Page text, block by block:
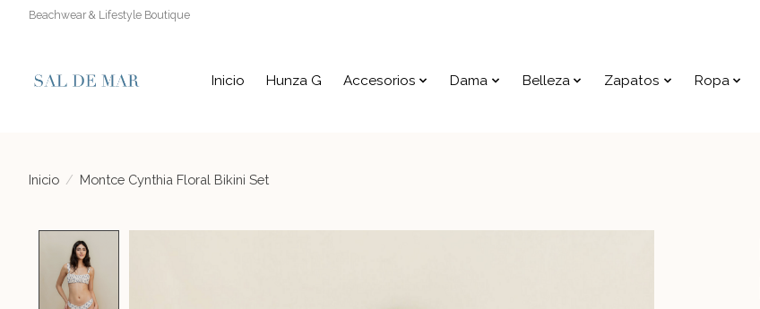
Beachwear & Lifestyle Boutique
Inicio Hunza G Accesorios Dama Belleza Zapatos Ropa
Inicio / Montce Cynthia Floral Bikini Set